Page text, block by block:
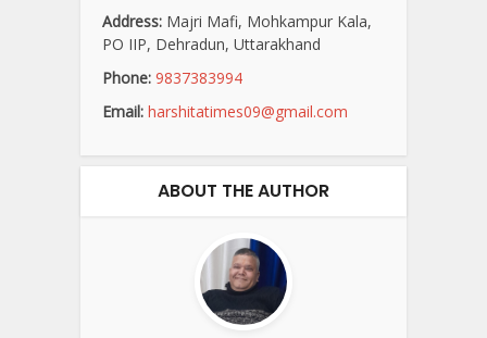
Address: Majri Mafi, Mohkampur Kala,
PO IIP, Dehradun, Uttarakhand
Phone: 9837383994
Email: harshitatimes09@gmail.com
ABOUT THE AUTHOR